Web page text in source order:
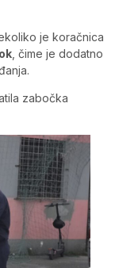
je koračnica
, čime je dodatno
zabočka